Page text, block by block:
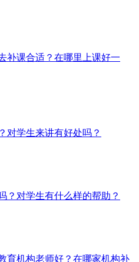
补课合适？在哪里上课好一
对学生来讲有好处吗？
？对学生有什么样的帮助？
育机构老师好？在哪家机构补